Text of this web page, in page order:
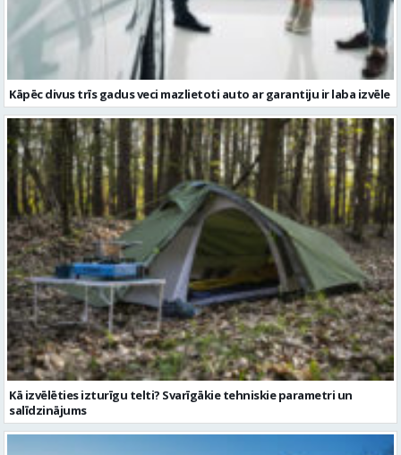
Kāpēc divus trīs gadus veci mazlietoti auto ar garantiju ir laba izvēle
Kā izvēlēties izturīgu telti? Svarīgākie tehniskie parametri un
salīdzinājums